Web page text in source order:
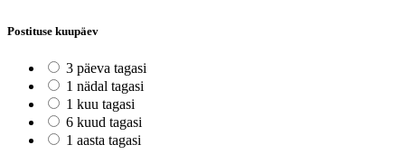
Postituse kuupäev
3 päeva tagasi
1 nädal tagasi
1 kuu tagasi
6 kuud tagasi
1 aasta tagasi